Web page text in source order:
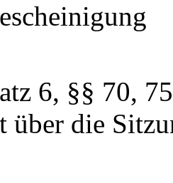
6, §§ 70,
die